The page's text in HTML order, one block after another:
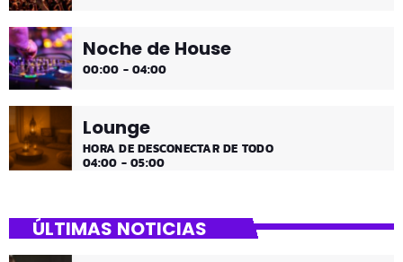
Noche de House
00:00 - 04:00
Lounge
HORA DE DESCONECTAR DE TODO
04:00 - 05:00
ÚLTIMAS NOTICIAS